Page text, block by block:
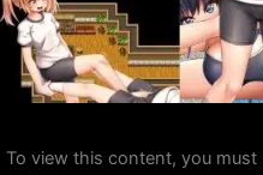
To view this content, you must